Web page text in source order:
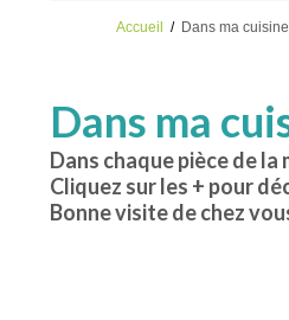
Accueil / Dans ma cuisine
Dans ma
Dans chaque pièce de
Cliquez sur les + pour
Bonne visite de chez